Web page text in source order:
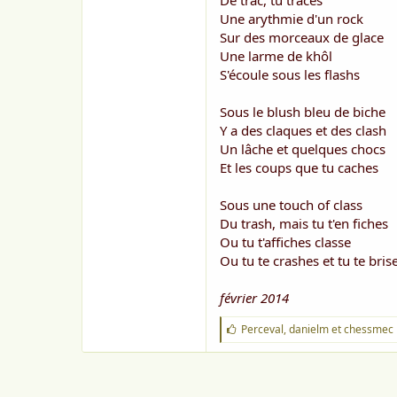
Une arythmie d'un rock
Sur des morceaux de glace
Une larme de khôl
S'écoule sous les flashs
Sous le blush bleu de biche
Y a des claques et des clash
Un lâche et quelques chocs
Et les coups que tu caches
Sous une touch of class
Du trash, mais tu t'en fiches
Ou tu t'affiches classe
Ou tu te crashes et tu te
février 2014
J
'
a
Perceval,danielmetchessmec